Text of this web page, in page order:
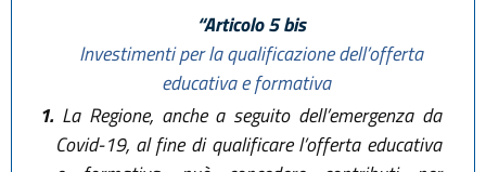
“Articolo 5 bis
Investimenti per la qualificazione dell’offerta
educativa e formativa
1.La Regione, anche a seguito dell’emergenza da
Covid-19, al fine di qualificare l’offerta educativa